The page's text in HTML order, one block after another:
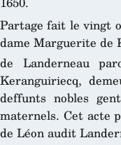
Partage fait le vingt
dame Marguerite de
de Landerneau
Keranguiriecq,
deffunts nobles
maternels. Cet acte
de Léon audit